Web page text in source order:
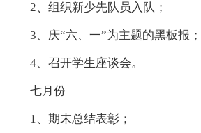
2、组织新少先队员入队；
3、庆“六、一”为主题的黑板报；
4、召开学生座谈会。
七月份
1、期末总结表彰；